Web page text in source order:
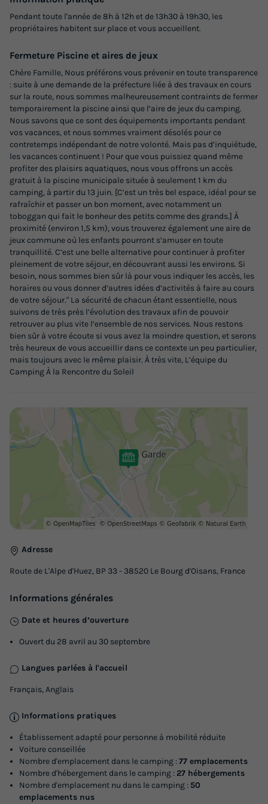
Accès wifi Animaux autorisés * Cafetière Congélateur
Réfrigérateur
MOBILHOME 4 personnes - Confort Missouri 2 chambres
4 personnes 26m² 2/4 pers
du20/09/2026 au27/09/2026
Meilleur prix pour 7 nuits
Modifier les dates
490 €
441 €
Prix de comparaison
-10%
Voir les logements
CHALET 5 personnes - Chalet Montana
Confort 35m² - 2 chambres + terrasse 8m²
Annulation gratuite
35m²
Chambres
2
Animaux autorisés * Cafetière Congélateur
CHALET 5 personnes - Chalet Montana Confort 35m² - 2
Modifier les dates
Prix de comparaison
Pendant toute l'année de 8h à 12h et de 13h30 à 19h30, les
propriétaires habitent sur place et vous accueillent.
Fermeture Piscine et aires de jeux
Chère Famille, Nous préférons vous prévenir en toute transparence
: suite à une demande de la préfecture liée à des travaux en cours
sur la route, nous sommes malheureusement contraints de fermer
temporairement la piscine ainsi que l’aire de jeux du camping.
Nous savons que ce sont des équipements importants pendant
vos vacances, et nous sommes vraiment désolés pour ce
contretemps indépendant de notre volonté. Mais pas d’inquiétude,
les vacances continuent ! Pour que vous puissiez quand même
profiter des plaisirs aquatiques, nous vous offrons un accès
gratuit à la piscine municipale située à seulement 1 km du
camping, à partir du 13 juin. [C’est un très bel espace, idéal pour se
rafraîchir et passer un bon moment, avec notamment un
toboggan qui fait le bonheur des petits comme des grands.] À
proximité (environ 1,5 km), vous trouverez également une aire de
jeux commune où les enfants pourront s’amuser en toute
tranquillité. C’est une belle alternative pour continuer à profiter
pleinement de votre séjour, en découvrant aussi les environs. Si
besoin, nous sommes bien sûr là pour vous indiquer les accès, les
horaires ou vous donner d’autres idées d’activités à faire au cours
de votre séjour." La sécurité de chacun étant essentielle, nous
suivons de très près l’évolution des travaux afin de pouvoir
retrouver au plus vite l’ensemble de nos services. Nous restons
bien sûr à votre écoute si vous avez la moindre question, et serons
très heureux de vous accueillir dans ce contexte un peu particulier,
mais toujours avec le même plaisir. À très vite, L’équipe du
Camping À la Rencontre du Soleil
Adresse
Route de L'Alpe d'Huez, BP 33 - 38520 Le Bourg d'Oisans, France
Informations générales
Date et heures d’ouverture
Ouvert du 28 avril au 30 septembre
Langues parlées à l'accueil
Français, Anglais
Informations pratiques
Établissement adapté pour personne à mobilité réduite
Voiture conseillée
Nombre d'emplacement dans le camping :77 emplacements
Nombre d'hébergement dans le camping : 27 hébergements
Nombre d'emplacement nu dans le camping : 50
emplacements nus